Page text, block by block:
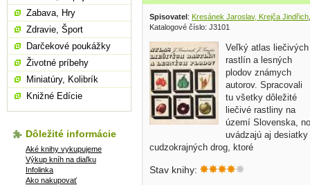
Spisovatel: Kresánek Jaroslav, Krejča Jindřich
Katalogové číslo: J3101
Veľký atlas liečivých
rastlín a lesných
plodov známych
autorov. Spracovali
tu všetky dôležité
liečivé rastliny na
území Slovenska, no
uvádzajú aj desiatky
cudzokrajných drog, ktoré
obal, tvrdá väzba, veľký formát, krásne
Stav knihy:
Zabava, Hry
Zdravie, Šport
Darčekové poukážky
Životné príbehy
Miniatúry, Kolibrík
Knižné Edície
Dôležité informácie
Aké knihy vykupujeme
Výkup kníh na diaľku
Infolinka
Ako nakupovať